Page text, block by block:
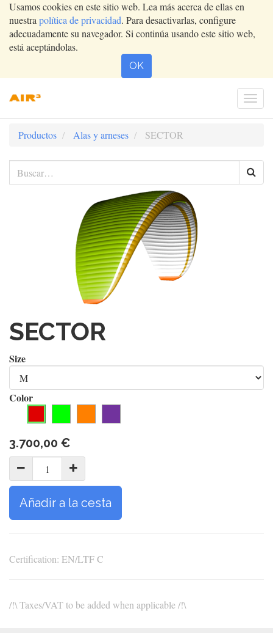
Usamos cookies en este sitio web. Lea más acerca de ellas en
nuestra política de privacidad. Para desactivarlas, configure
adecuadamente su navegador. Si continúa usando este sitio web,
está aceptándolas.
OK
Productos Alas y arneses SECTOR
SECTOR
Size
Color
3.700,00 €
Añadir a la cesta
Certification: EN/LTF C
/!\ Taxes/VAT to be added when applicable /!\